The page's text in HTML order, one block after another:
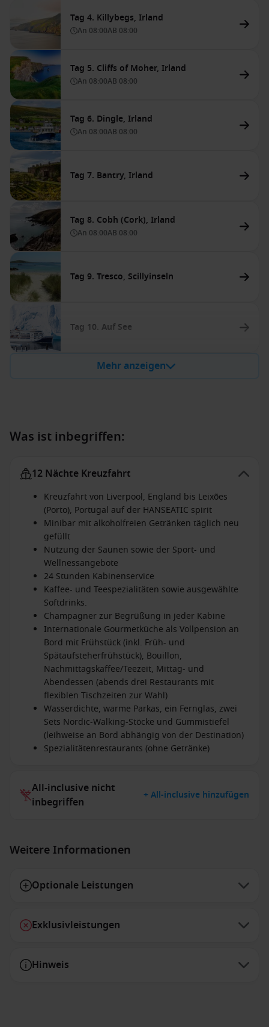
Tag 4. Killybegs, Irland
An 08:00AB 08:00
Tag 5. Cliffs of Moher, Irland
An 08:00AB 08:00
Tag 6. Dingle, Irland
An 08:00AB 08:00
Tag 7. Bantry, Irland
Tag 8. Cobh (Cork), Irland
An 08:00AB 08:00
Tag 9. Tresco, Scillyinseln
Tag 10. Auf See
Mehr anzeigen
Was ist inbegriffen:
12 Nächte Kreuzfahrt
Kreuzfahrt von Liverpool, England bis Leixões
(Porto), Portugal auf der HANSEATIC spirit
Minibar mit alkoholfreien Getränken täglich neu
gefüllt
Nutzung der Saunen sowie der Sport- und
Wellnessangebote
24 Stunden Kabinenservice
Kaffee- und Teespezialitäten sowie ausgewählte
Softdrinks.
Champagner zur Begrüßung in jeder Kabine
Internationale Gourmetküche als Vollpension an
Bord mit Frühstück (inkl. Früh- und
Spätaufsteherfrühstück), Bouillon,
Nachmittagskaffee/Teezeit, Mittag- und
Abendessen (abends drei Restaurants mit
flexiblen Tischzeiten zur Wahl)
Wasserdichte, warme Parkas, ein Fernglas, zwei
Sets Nordic-Walking-Stöcke und Gummistiefel
(leihweise an Bord abhängig von der Destination)
Spezialitätenrestaurants (ohne Getränke)
All-inclusive nicht
inbegriffen
+ All-inclusive hinzufügen
Weitere Informationen
Optionale Leistungen
Exklusivleistungen
Hinweis